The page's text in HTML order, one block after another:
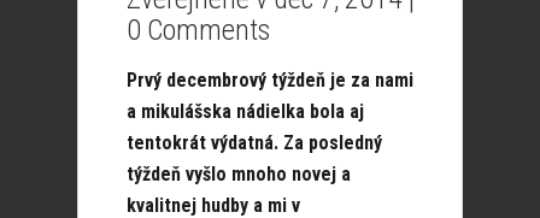
0 Comments
Prvý decembrový týždeň je za nami
a mikulášska nádielka bola aj
tentokrát výdatná. Za posledný
týždeň vyšlo mnoho novej a
kvalitnej hudby a mi v